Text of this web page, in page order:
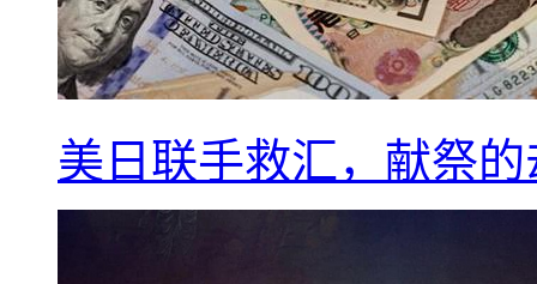
美日联手救汇，献祭